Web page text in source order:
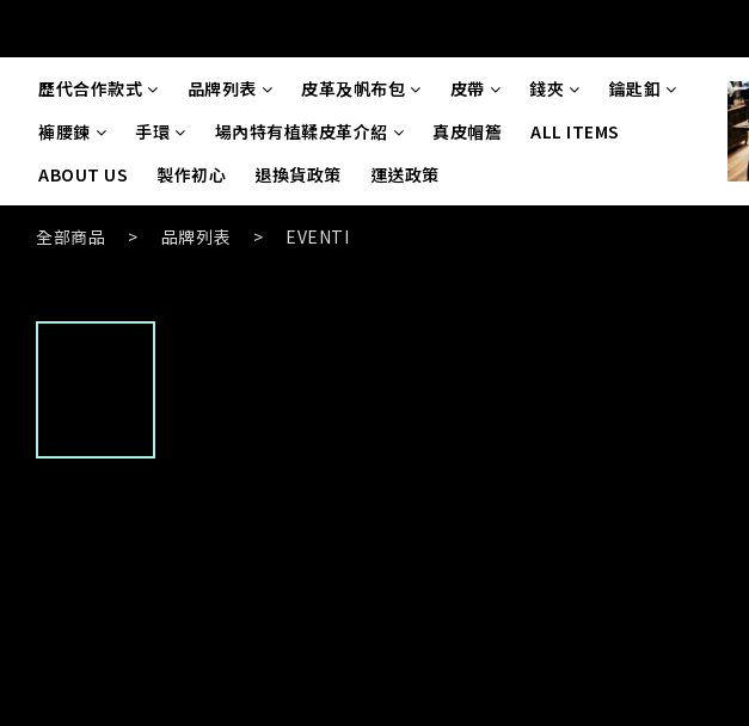
歷代合作款式 品牌列表 皮革及帆布包 皮帶 錢夾
鑰匙釦
褲腰鍊
手環 場內特有植鞣皮革介紹 真皮帽簷
ALL ITEMS
ABOUT US
製作初心 退換貨政策 運送政策
全部商品 > 品牌列表 > EVENTI